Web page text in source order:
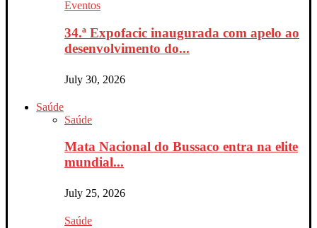
Eventos
34.ª Expofacic inaugurada com apelo ao
desenvolvimento do...
July 30, 2026
Saúde
Saúde
Mata Nacional do Bussaco entra na elite
mundial...
July 25, 2026
Saúde